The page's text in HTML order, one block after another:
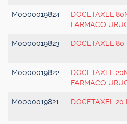
M0000019824
DOCETAXEL
FARMACO
M0000019823 DOCETAXEL 80
M0000019822
DOCETAXEL
FARMACO
M0000019821 DOCETAXEL 20